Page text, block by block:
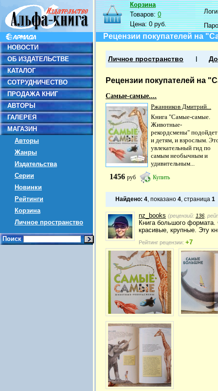
НОВОСТИ
ОБ ИЗДАТЕЛЬСТВЕ
КАТАЛОГ
СОТРУДНИЧЕСТВО
ПРОДАЖА КНИГ
АВТОРЫ
ГАЛЕРЕЯ
МАГАЗИН
Авторы
Жанры
Издательства
Серии
Новинки
Рейтинги
Корзина
Личное пространство
Поиск
Корзина
Товаров:0
Цена:0 руб.
Рецензии покупателей на
Личное пространство
Рецензии покупателей на
Самые-самые....
Ржанников Дмитрий...
Книга "Самые-самые.
Животные-
рекордсмены" подойдет
и детям, и взрослым.
увлекательный гид по
самым необычным и
удивительным...
1456 руб Купить
Найдено: 4, показано 4, страница 1
nz_books (рецензий: 136 ,
Книга большого
красивые, крупные. Эту
Рейтинг рецензии: +7